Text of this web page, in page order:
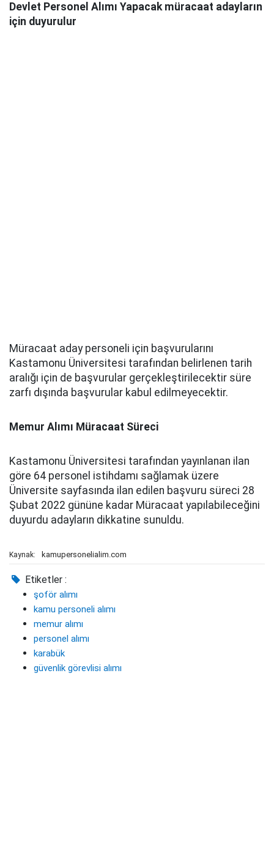
Devlet Personel Alımı Yapacak müracaat adayların
için duyurulur
Müracaat aday personeli için başvurularını
Kastamonu Üniversitesi tarafından belirlenen tarih
aralığı için de başvurular gerçekleştirilecektir süre
zarfı dışında başvurular kabul edilmeyecektir.
Memur Alımı Müracaat Süreci
Kastamonu Üniversitesi tarafından yayınlanan ilan
göre 64 personel istihdamı sağlamak üzere
Üniversite sayfasında ilan edilen başvuru süreci 28
Şubat 2022 gününe kadar Müracaat yapılabileceğini
duyurdu adayların dikkatine sunuldu.
Kaynak: kamupersonelialim.com
Etiketler :
şoför alımı
kamu personeli alımı
memur alımı
personel alımı
karabük
güvenlik görevlisi alımı